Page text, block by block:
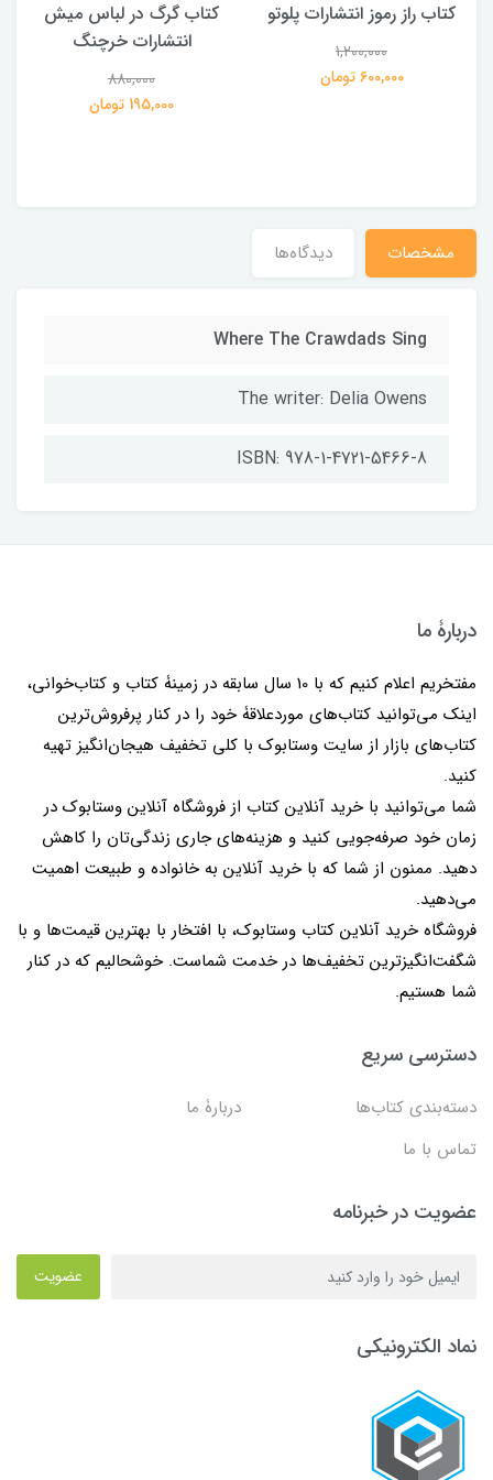
کتاب راز رموز انتشارات پلوتو
1,200,000
600,000 تومان
کتاب گرگ در لباس میش
انتشارات خرچنگ
880,000
195,000 تومان
مشخصات دیدگاه‌ها
Where The Crawdads Sing
The writer: Delia Owens
ISBN: 978-1-4721-5466-8
دربارۀ ما
مفتخریم اعلام کنیم که با 10 سال سابقه در زمینۀ کتاب و کتاب‌خوانی،
اینک می‌توانید کتاب‌های موردعلاقۀ خود را در کنار پرفروش‌ترین
کتاب‌های بازار از سایت وستابوک با کلی تخفیف هیجان‌انگیز تهیه
کنید.
شما می‌توانید با خرید آنلاین کتاب از فروشگاه آنلاین وستابوک در
زمان خود صرفه‌جویی کنید و هزینه‌های جاری زندگی‌تان را کاهش
دهید. ممنون از شما که با خرید آنلاین به خانواده و طبیعت اهمیت
می‌دهید.
فروشگاه خرید آنلاین کتاب وستابوک، با افتخار با بهترین قیمت‌ها و با
شگفت‌انگیزترین تخفیف‌ها در خدمت شماست. خوشحالیم که در کنار
شما هستیم.
دسترسی سریع
دسته‌بندی کتاب‌ها
دربارۀ ما
تماس با ما
عضویت در خبرنامه
عضویت
نماد الکترونیکی